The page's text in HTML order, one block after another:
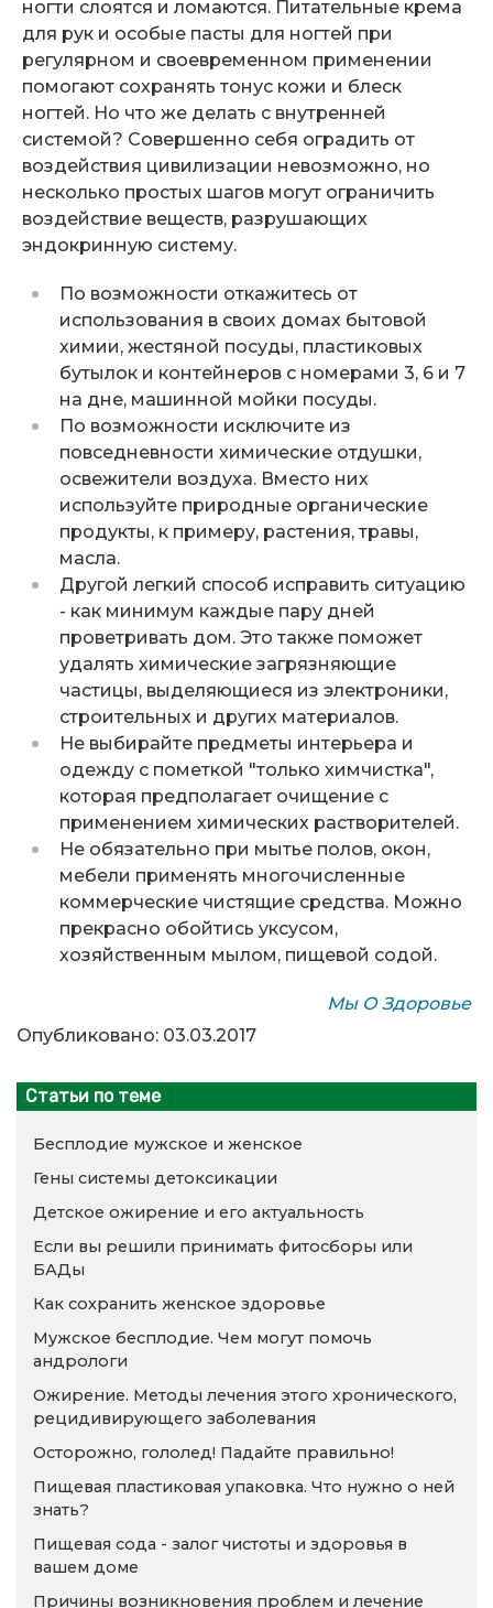
ногти слоятся и ломаются. Питательные крема
для рук и особые пасты для ногтей при
регулярном и своевременном применении
помогают сохранять тонус кожи и блеск
ногтей. Но что же делать с внутренней
системой? Совершенно себя оградить от
воздействия цивилизации невозможно, но
несколько простых шагов могут ограничить
воздействие веществ, разрушающих
эндокринную систему.
По возможности откажитесь от
использования в своих домах бытовой
химии, жестяной посуды, пластиковых
бутылок и контейнеров с номерами 3, 6 и 7
на дне, машинной мойки посуды.
По возможности исключите из
повседневности химические отдушки,
освежители воздуха. Вместо них
используйте природные органические
продукты, к примеру, растения, травы,
масла.
Другой легкий способ исправить ситуацию
- как минимум каждые пару дней
проветривать дом. Это также поможет
удалять химические загрязняющие
частицы, выделяющиеся из электроники,
строительных и других материалов.
Не выбирайте предметы интерьера и
одежду с пометкой "только химчистка",
которая предполагает очищение с
применением химических растворителей.
Не обязательно при мытье полов, окон,
мебели применять многочисленные
коммерческие чистящие средства. Можно
прекрасно обойтись уксусом,
хозяйственным мылом, пищевой содой.
Мы О Здоровье
Опубликовано: 03.03.2017
Статьи по теме
Бесплодие мужское и женское
Гены системы детоксикации
Детское ожирение и его актуальность
Если вы решили принимать фитосборы или
БАДы
Как сохранить женское здоровье
Мужское бесплодие. Чем могут помочь
андрологи
Ожирение. Методы лечения этого хронического,
рецидивирующего заболевания
Осторожно, гололед! Падайте правильно!
Пищевая пластиковая упаковка. Что нужно о ней
знать?
Пищевая сода - залог чистоты и здоровья в
вашем доме
Причины возникновения проблем и лечение